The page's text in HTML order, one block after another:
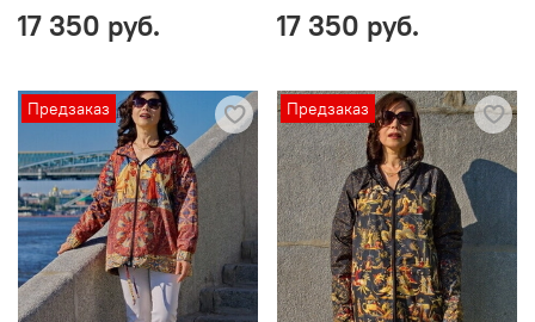
17 350 руб. 17 350 руб.
Предзаказ Предзаказ